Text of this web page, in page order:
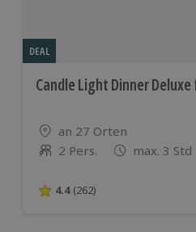
DEAL
Candle Light Dinner Deluxe
Standort
an 27 Orten
Anzahl der Teilnehmer
2 Pers. max. 3 Std
4.4 von 5 Sternen
4.4 (262)